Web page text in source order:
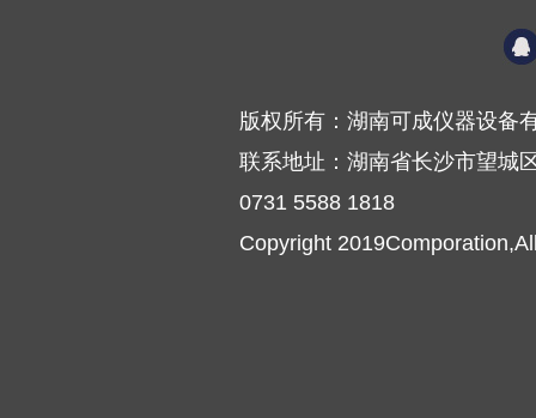
版权所有：湖南可成仪器设备
联系地址：湖南省长沙市望城
0731 5588 1818
Copyright